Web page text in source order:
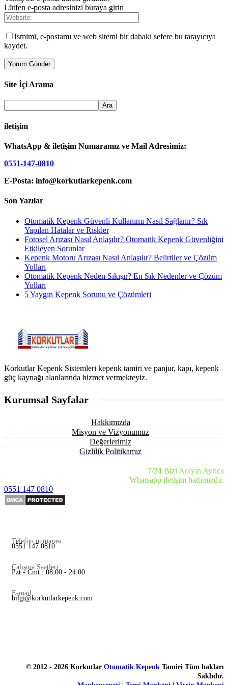
Lütfen e-posta adresinizi buraya girin
Ismimi, e-postamı ve web sitemi bir dahaki sefere bu tarayıcıya
kaydet.
Site İçi Arama
iletişim
WhatsApp & iletişim Numaramız ve Mail Adresimiz:
0551-147-0810
E-Posta: info@korkutlarkepenk.com
Son Yazılar
Otomatik Kepenk Güvenli Kullanımı Nasıl Sağlanır? Sık
Yapılan Hatalar ve Riskler
Fotosel Arızası Nasıl Anlaşılır? Otomatik Kepenk Güvenliğini
Etkileyen Sorunlar
Kepenk Motoru Arızası Nasıl Anlaşılır? Belirtiler ve Çözüm
Yolları
Otomatik Kepenk Neden Sıkışır? En Sık Nedenler ve Çözüm
Yolları
5 Yaygın Kepenk Sorunu ve Çözümleri
Korkutlar Kepenk Sistemleri kepenk tamiri ve panjur, kapı, kepenk
güç kaynağı alanlarında hizmet vermekteyiz.
Kurumsal Sayfalar
Hakkımızda
Misyon ve Vizyonumuz
Değerlerimiz
Gizlilik Politikamız
7/24 Bizi Arayın Ayrıca
Whatsapp iletişim hattımızdır.
0551 147 0810
Telefon numarası:
0551 147 0810
Çalışma Saatleri:
Pzt - Cmt : 08:00 - 24:00
E-mail:
bilgi@korkutlarkepenk.com
© 2012 - 2026 Korkutlar Otomatik Kepenk Tamiri Tüm hakları
Saklıdır.